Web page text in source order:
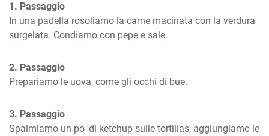
1. Passaggio
In una padella rosoliamo la carne macinata con la verdura
surgelata. Condiamo con pepe e sale.
2. Passaggio
Prepariamo le uova, come gli occhi di bue.
3. Passaggio
Spalmiamo un po 'di ketchup sulle tortillas, aggiungiamo le